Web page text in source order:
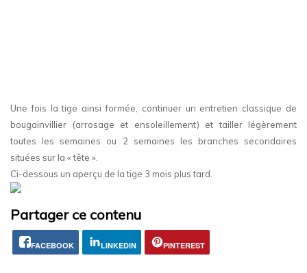
Une fois la tige ainsi formée, continuer un entretien classique de
bougainvillier (arrosage et ensoleillement) et tailler légèrement
toutes les semaines ou 2 semaines les branches secondaires
situées sur la « tête ».
Ci-dessous un aperçu de la tige 3 mois plus tard.
Partager ce contenu
FACEBOOK LINKEDIN PINTEREST